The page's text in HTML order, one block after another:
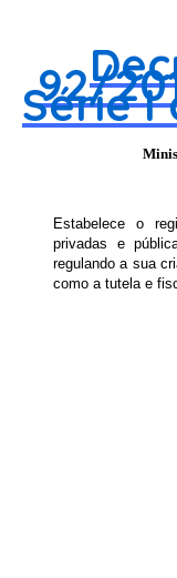
92/
Série I
Estabelece o
privadas e
regulando a sua
como a tutela e